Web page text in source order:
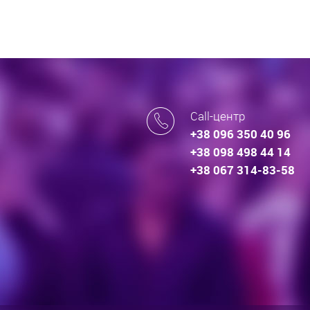
Call-центр
+38 096 350 40 96
+38 098 498 44 14
+38 067 314-83-58